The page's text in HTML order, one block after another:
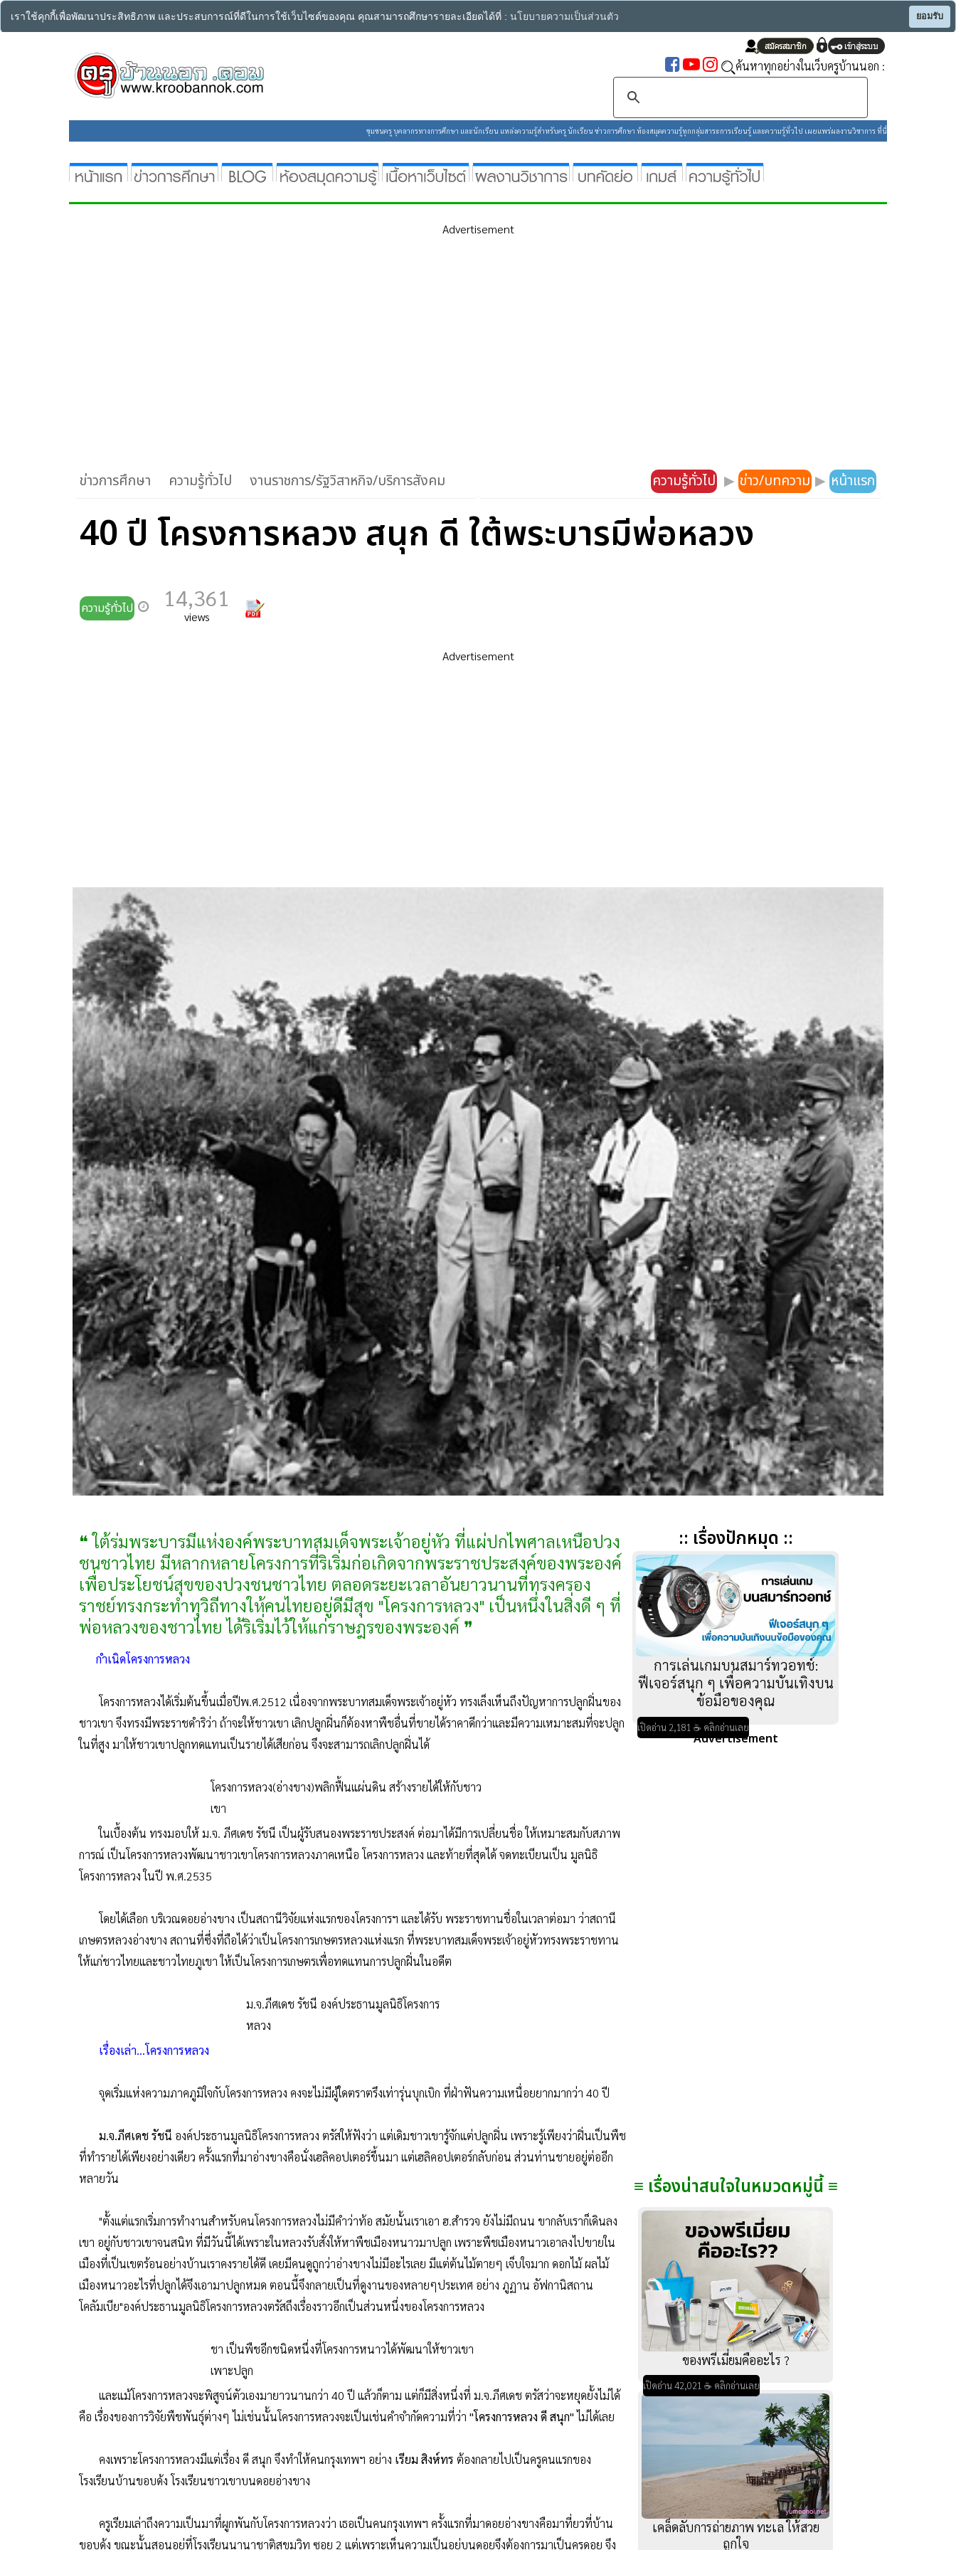
เราใช้คุกกี้เพื่อพัฒนาประสิทธิภาพ และประสบการณ์ที่ดีในการใช้เว็บไซต์ของคุณ คุณสามารถศึกษารายละเอียดได้ที่ : นโยบายความเป็นส่วนตัว ยอมรับ
ค้นหาทุกอย่างในเว็บครูบ้านนอก :
ชุมชนครู บุคลากรทางการศึกษา และนักเรียน แหล่งความรู้สำหรับครู นักเรียน ข่าวการศึกษา ห้องสมุดความรู้ทุกกลุ่มสาระการเรียนรู้ และความรู้ทั่วไป เผยแพร่ผลงานวิชาการ ที่นี่
Advertisement
ข่าวการศึกษา ความรู้ทั่วไป งานราชการ/รัฐวิสาหกิจ/บริการสังคม ความรู้ทั่วไป ▶ ข่าว/บทความ ▶ หน้าแรก
40 ปี โครงการหลวง สนุก ดี ใต้พระบารมีพ่อหลวง
ความรู้ทั่วไป 14,361
views
Advertisement
❝ ใต้ร่มพระบารมีแห่งองค์พระบาทสมเด็จพระเจ้าอยู่หัว ที่แผ่ปกไพศาลเหนือปวง
ชนชาวไทย มีหลากหลายโครงการที่ริเริ่มก่อเกิดจากพระราชประสงค์ของพระองค์
เพื่อประโยชน์สุขของปวงชนชาวไทย ตลอดระยะเวลาอันยาวนานที่ทรงครอง
ราชย์ทรงกระทำทุวิถีทางให้คนไทยอยู่ดีมีสุข "โครงการหลวง" เป็นหนึ่งในสิ่งดี ๆ ที่
พ่อหลวงของชาวไทย ได้ริเริ่มไว้ให้แก่ราษฎรของพระองค์ ❞
กำเนิดโครงการหลวง
โครงการหลวงได้เริ่มต้นขึ้นเมื่อปีพ.ศ.2512 เนื่องจากพระบาทสมเด็จพระเจ้าอยู่หัว ทรงเล็งเห็นถึงปัญหาการปลูกฝิ่นของ
ชาวเขา จึงทรงมีพระราชดำริว่า ถ้าจะให้ชาวเขา เลิกปลูกฝิ่นก็ต้องหาพืชอื่นที่ขายได้ราคาดีกว่าและมีความเหมาะสมที่จะปลูก
ในที่สูง มาให้ชาวเขาปลูกทดแทนเป็นรายได้เสียก่อน จึงจะสามารถเลิกปลูกฝิ่นได้
โครงการหลวง(อ่างขาง)พลิกฟื้นแผ่นดิน สร้างรายได้ให้กับชาว
เขา
ในเบื้องต้น ทรงมอบให้ ม.จ. ภีศเดช รัชนี เป็นผู้รับสนองพระราชประสงค์ ต่อมาได้มีการเปลี่ยนชื่อ ให้เหมาะสมกับสภาพ
การณ์ เป็นโครงการหลวงพัฒนาชาวเขาโครงการหลวงภาคเหนือ โครงการหลวง และท้ายที่สุดได้ จดทะเบียนเป็น มูลนิธิ
โครงการหลวง ในปี พ.ศ.2535
โดยได้เลือก บริเวณดอยอ่างขาง เป็นสถานีวิจัยแห่งแรกของโครงการฯ และได้รับ พระราชทานชื่อในเวลาต่อมา ว่าสถานี
เกษตรหลวงอ่างขาง สถานที่ซึ่งที่ถือได้ว่าเป็นโครงการเกษตรหลวงแห่งแรก ที่พระบาทสมเด็จพระเจ้าอยู่หัวทรงพระราชทาน
ให้แก่ชาวไทยและชาวไทยภูเขา ให้เป็นโครงการเกษตรเพื่อทดแทนการปลูกฝิ่นในอดีต
ม.จ.ภีศเดช รัชนี องค์ประธานมูลนิธิโครงการ
หลวง
เรื่องเล่า...โครงการหลวง
จุดเริ่มแห่งความภาคภูมิใจกับโครงการหลวง คงจะไม่มีผู้ใดตราตรึงเท่ารุ่นบุกเบิก ที่ฝ่าฟันความเหนื่อยยากมากว่า 40 ปี
ม.จ.ภีศเดช รัชนี องค์ประธานมูลนิธิโครงการหลวง ตรัสให้ฟังว่า แต่เดิมชาวเขารู้จักแต่ปลูกฝิ่น เพราะรู้เพียงว่าฝิ่นเป็นพืช
ที่ทำรายได้เพียงอย่างเดียว ครั้งแรกที่มาอ่างขางคือนั่งเฮลิคอปเตอร์ขึ้นมา แต่เฮลิคอปเตอร์กลับก่อน ส่วนท่านชายอยู่ต่ออีก
หลายวัน
"ตั้งแต่แรกเริ่มการทำงานสำหรับคนโครงการหลวงไม่มีคำว่าท้อ สมัยนั้นเราเอา ฮ.สำรวจ ยังไม่มีถนน ขากลับเราก็เดินลง
เขา อยู่กับชาวเขาจนสนิท ที่มีวันนี้ได้เพราะในหลวงรับสั่งให้หาพืชเมืองหนาวมาปลูก เพราะพืชเมืองหนาวเอาลงไปขายใน
เมืองที่เป็นเขตร้อนอย่างบ้านเราคงรายได้ดี เคยมีคนดูถูกว่าอ่างขางไม่มีอะไรเลย มีแต่ต้นไม้ตายๆ เจ็บใจมาก ดอกไม้ ผลไม้
เมืองหนาวอะไรที่ปลูกได้จึงเอามาปลูกหมด ตอนนี้จึงกลายเป็นที่ดูงานของหลายๆประเทศ อย่าง ภูฏาน อัฟกานิสถาน
โคลัมเบีย"องค์ประธานมูลนิธิโครงการหลวงตรัสถึงเรื่องราวอีกเป็นส่วนหนึ่งของโครงการหลวง
ชา เป็นพืชอีกชนิดหนึ่งที่โครงการหนาวได้พัฒนาให้ชาวเขา
เพาะปลูก
และแม้โครงการหลวงจะพิสูจน์ตัวเองมายาวนานกว่า 40 ปี แล้วก็ตาม แต่ก็มีสิ่งหนึ่งที่ ม.จ.ภีศเดช ตรัสว่าจะหยุดยั้งไม่ได้
คือ เรื่องของการวิจัยพืชพันธุ์ต่างๆ ไม่เช่นนั้นโครงการหลวงจะเป็นเช่นคำจำกัดความที่ว่า "โครงการหลวง ดี สนุก"ไม่ได้เลย
คงเพราะโครงการหลวงมีแต่เรื่อง ดี สนุก จึงทำให้คนกรุงเทพฯ อย่าง เรียม สิงห์ทร ต้องกลายไปเป็นครูคนแรกของ
โรงเรียนบ้านขอบด้ง โรงเรียนชาวเขาบนดอยอ่างขาง
ครูเรียมเล่าถึงความเป็นมาที่ผูกพันกับโครงการหลวงว่า เธอเป็นคนกรุงเทพฯ ครั้งแรกที่มาดอยอ่างขางคือมาที่ยวที่บ้าน
ขอบด้ง ขณะนั้นสอนอยู่ที่โรงเรียนนานาชาติสุขุมวิท ซอย 2 แต่เพราะเห็นความเป็นอยู่บนดอยจึงต้องการมาเป็นครูดอย จึง
:: เรื่องปักหมุด ::
การเล่นเกมบนสมาร์ทวอทช์:
ฟีเจอร์สนุก ๆ เพื่อความบันเทิงบน
ข้อมือของคุณ
เปิดอ่าน 2,181 ☕ คลิกอ่านเลย
Advertisement
≡ เรื่องน่าสนใจในหมวดหมู่นี้ ≡
ของพรีเมี่ยมคืออะไร ?
เปิดอ่าน 42,021 ☕ คลิกอ่านเลย
เคล็ดลับการถ่ายภาพ ทะเล ให้สวย
ถูกใจ